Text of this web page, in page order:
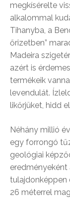
megkísérelte
alkalommal
Tihanyba, a
őrizetben”
Madeira
azért is
termékeik
levendulát.
likőrjüket, hidd
Néhány millió
egy forrongó
geológiai
eredményeként
tulajdonképpen
26 méterrel